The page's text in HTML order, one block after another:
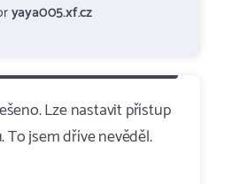
yaya005.xf.cz
Lze nastavit přístup
To jsem dříve nevěděl.